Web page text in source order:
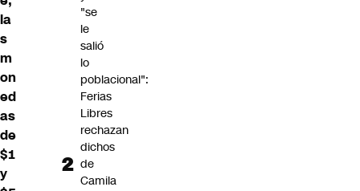
la
s
m
on
ed
as
de
$1
y
"se
le
salió
lo
poblacional":
Ferias
Libres
rechazan
dichos
de
Camila